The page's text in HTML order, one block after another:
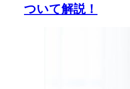
ついて解説！